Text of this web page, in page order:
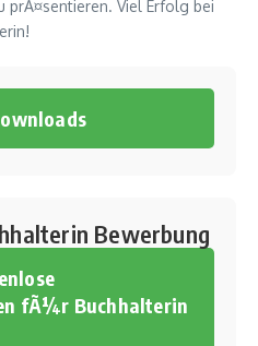
Viel Erfolg bei
Bewerbung
fÃ¼r Buchhalterin